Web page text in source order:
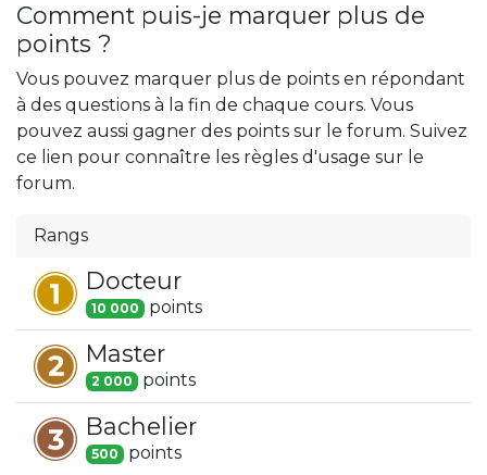
Comment puis-je marquer plus de
points ?
Vous pouvez marquer plus de points en répondant
à des questions à la fin de chaque cours. Vous
pouvez aussi gagner des points sur le forum. Suivez
ce lien pour connaître les règles d'usage sur le
forum.
Rangs
Docteur
10 000 points
Master
2 000 points
Bachelier
500 points